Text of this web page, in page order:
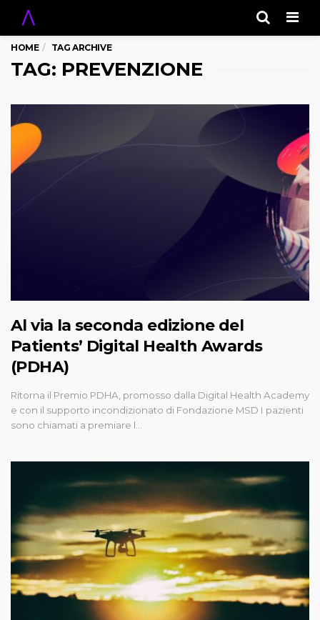
HOME TAG ARCHIVE
TAG: PREVENZIONE
Al via la seconda edizione del
Patients’ Digital Health Awards
(PDHA)
Ritorna il Premio PDHA, promosso dalla Digital Health Academy
e con il supporto incondizionato di Fondazione MSD I pazienti
sono chiamati a premiare l…